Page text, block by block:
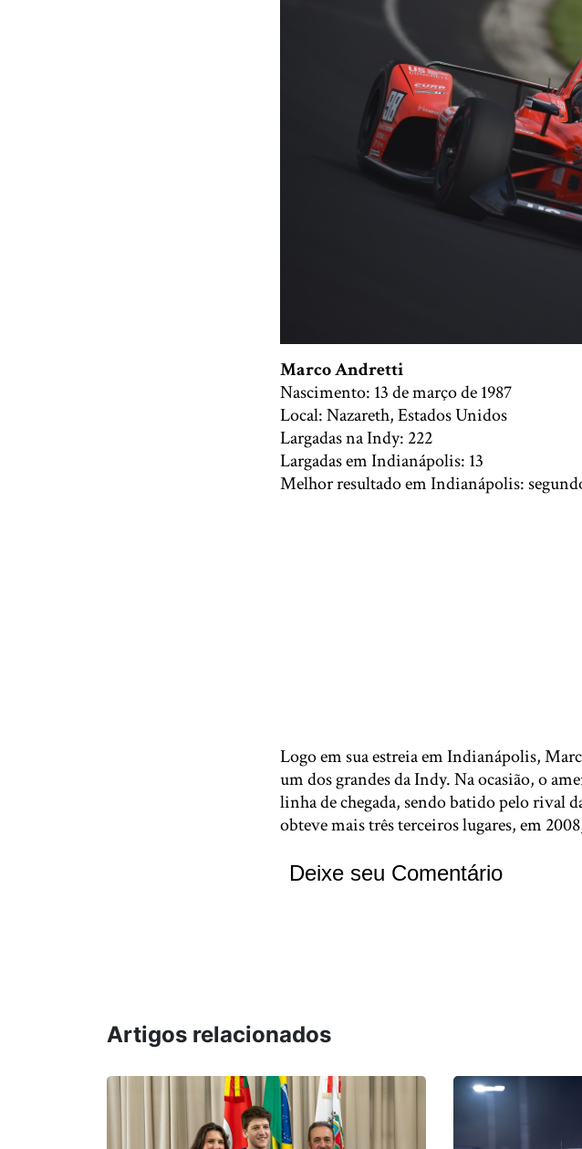
Marco Andretti
Nascimento: 13 de março de 1987
Local: Nazareth, Estados Unidos
Largadas na Indy: 222
Largadas em Indianápolis: 13
Melhor resultado em Indianápolis:
Logo em sua estreia em Indianápolis,
um dos grandes da Indy. Na ocasião, o
linha de chegada, sendo batido pelo rival
obteve mais três terceiros lugares, em
Deixe seu Comentário
Artigos relacionados